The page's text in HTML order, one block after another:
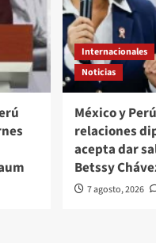
Internacionales
Noticias
México y
relaciones
acepta dar
Betssy
7 agosto, 2026